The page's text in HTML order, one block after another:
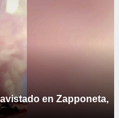
en Zapponeta,